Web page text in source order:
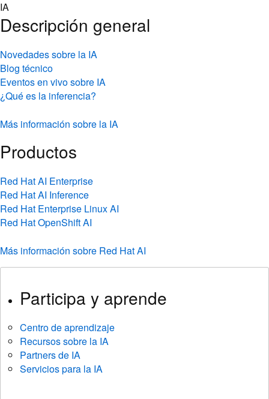
Skip
to
content
IA
Descripción general
Novedades sobre la IA
Blog técnico
Eventos en vivo sobre IA
¿Qué es la inferencia?
Más información sobre la IA
Productos
Red Hat AI Enterprise
Red Hat AI Inference
Red Hat Enterprise Linux AI
Red Hat OpenShift AI
Más información sobre Red Hat AI
Participa y aprende
Centro de aprendizaje
Recursos sobre la IA
Partners de IA
Servicios para la IA